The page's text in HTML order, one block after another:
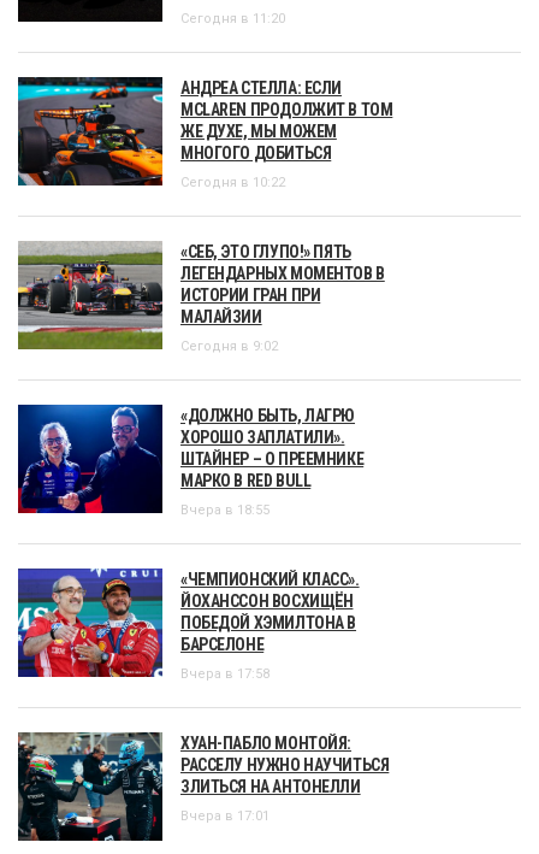
Сегодня в 11:20
АНДРЕА СТЕЛЛА: ЕСЛИ
MCLAREN ПРОДОЛЖИТ В ТОМ
ЖЕ ДУХЕ, МЫ МОЖЕМ
МНОГОГО ДОБИТЬСЯ
Сегодня в 10:22
«СЕБ, ЭТО ГЛУПО!» ПЯТЬ
ЛЕГЕНДАРНЫХ МОМЕНТОВ В
ИСТОРИИ ГРАН ПРИ
МАЛАЙЗИИ
Сегодня в 9:02
«ДОЛЖНО БЫТЬ, ЛАГРЮ
ХОРОШО ЗАПЛАТИЛИ».
ШТАЙНЕР – О ПРЕЕМНИКЕ
МАРКО В RED BULL
Вчера в 18:55
«ЧЕМПИОНСКИЙ КЛАСС».
ЙОХАНССОН ВОСХИЩЁН
ПОБЕДОЙ ХЭМИЛТОНА В
БАРСЕЛОНЕ
Вчера в 17:58
ХУАН-ПАБЛО МОНТОЙЯ:
РАССЕЛУ НУЖНО НАУЧИТЬСЯ
ЗЛИТЬСЯ НА АНТОНЕЛЛИ
Вчера в 17:01